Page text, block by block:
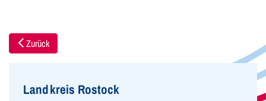
Zurück
Landkreis Rostock